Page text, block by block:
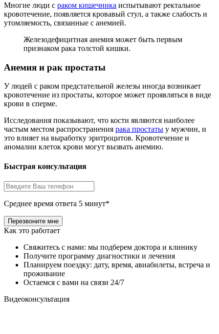
Многие люди с раком кишечника испытывают ректальное
кровотечение, появляется кровавый стул, а также слабость и
утомляемость, связанные с анемией.
Железодефицитная анемия может быть первым
признаком рака толстой кишки.
Анемия и рак простаты
У людей с раком предстательной железы иногда возникает
кровотечение из простаты, которое может проявляться в виде
крови в сперме.
Исследования показывают, что кости являются наиболее
частым местом распространения рака простаты у мужчин, и
это влияет на выработку эритроцитов. Кровотечение и
аномалии клеток крови могут вызвать анемию.
Быстрая консультация
Среднее время ответа 5 минут*
Как это работает
Свяжитесь с нами: мы подберем доктора и клинику
Получите программу диагностики и лечения
Планируем поездку: дату, время, авиабилеты, встреча и
проживание
Остаемся с вами на связи 24/7
Видеоконсультация